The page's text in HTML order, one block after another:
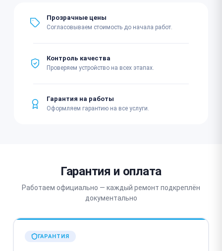
Прозрачные цены
Согласовываем стоимость до начала работ.
Контроль качества
Проверяем устройство на всех этапах.
Гарантия на работы
Оформляем гарантию на все услуги.
Гарантия и оплата
Работаем официально — каждый ремонт подкреплён
документально
ГАРАНТИЯ